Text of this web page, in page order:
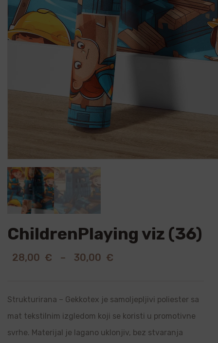
ChildrenPlaying viz (36)
28,00 € – 30,00 €
Strukturirana – Gekkotex je samoljepljivi poliester sa
mat tekstilnim izgledom koji se koristi u promotivne
svrhe. Materijal je lagano uklonjiv, bez stvaranja